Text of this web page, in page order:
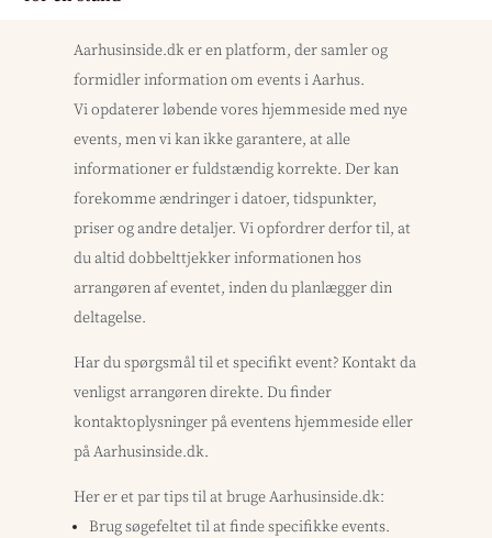
Aarhusinside.dk er en platform, der samler og
formidler information om events i Aarhus.
Vi opdaterer løbende vores hjemmeside med nye
events, men vi kan ikke garantere, at alle
informationer er fuldstændig korrekte. Der kan
forekomme ændringer i datoer, tidspunkter,
priser og andre detaljer. Vi opfordrer derfor til, at
du altid dobbelttjekker informationen hos
arrangøren af eventet, inden du planlægger din
deltagelse.
Har du spørgsmål til et specifikt event? Kontakt da
venligst arrangøren direkte. Du finder
kontaktoplysninger på eventens hjemmeside eller
på Aarhusinside.dk.
Her er et par tips til at bruge Aarhusinside.dk:
Brug søgefeltet til at finde specifikke events.